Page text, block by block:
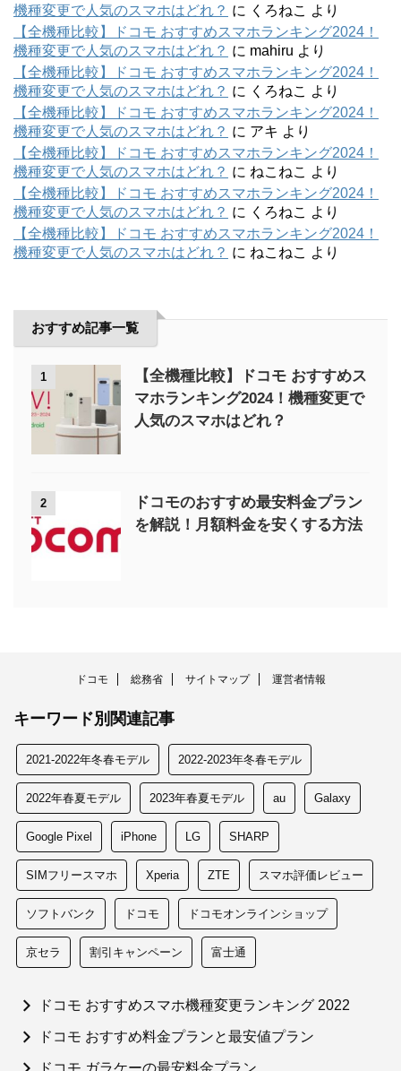
機種変更で人気のスマホはどれ？ に くろねこ より
【全機種比較】ドコモ おすすめスマホランキング2024！
機種変更で人気のスマホはどれ？ に mahiru より
【全機種比較】ドコモ おすすめスマホランキング2024！
機種変更で人気のスマホはどれ？ に くろねこ より
【全機種比較】ドコモ おすすめスマホランキング2024！
機種変更で人気のスマホはどれ？ に アキ より
【全機種比較】ドコモ おすすめスマホランキング2024！
機種変更で人気のスマホはどれ？ に ねこねこ より
【全機種比較】ドコモ おすすめスマホランキング2024！
機種変更で人気のスマホはどれ？ に くろねこ より
【全機種比較】ドコモ おすすめスマホランキング2024！
機種変更で人気のスマホはどれ？ に ねこねこ より
おすすめ記事一覧
1
【全機種比較】ドコモ おすすめス
マホランキング2024！機種変更で
人気のスマホはどれ？
2
ドコモのおすすめ最安料金プラン
を解説！月額料金を安くする方法
ドコモ 総務省 サイトマップ 運営者情報
キーワード別関連記事
2021-2022年冬春モデル 2022-2023年冬春モデル
2022年春夏モデル 2023年春夏モデル au Galaxy
Google Pixel iPhone LG SHARP
SIMフリースマホ Xperia ZTE スマホ評価レビュー
ソフトバンク ドコモ ドコモオンラインショップ
京セラ 割引キャンペーン 富士通
ドコモ おすすめスマホ機種変更ランキング 2022
ドコモ おすすめ料金プランと最安値プラン
ドコモ ガラケーの最安料金プラン